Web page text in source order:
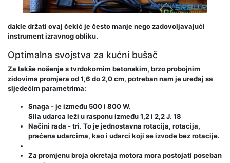
dakle držati ovaj čekić je često manje nego zadovoljavajući
instrument izravnog obliku.
Optimalna svojstva za kućni bušač
Za lakše nošenje s tvrdokornim betonskim, brzo probojnim
zidovima promjera od 1,6 do 2,0 cm, potreban nam je uređaj sa
sljedećim parametrima:
Snaga - je između 500 i 800 W.
Sila udarca leži u rasponu između 1,2 i 2,2 J. 18
Načini rada - tri. To je jednostavna rotacija, rotacija,
praćena udarcima, kao i udarci koji se izvode bez rotacije.
Za promjenu broja okretaja motora mora postojati poseban